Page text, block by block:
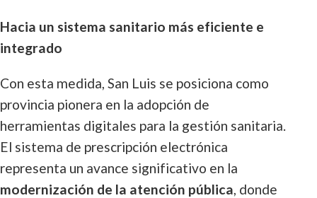
Hacia un sistema sanitario más eficiente e
integrado
Con esta medida, San Luis se posiciona como
provincia pionera en la adopción de
herramientas digitales para la gestión sanitaria.
El sistema de prescripción electrónica
representa un avance significativo en la
modernización de la atención pública, donde